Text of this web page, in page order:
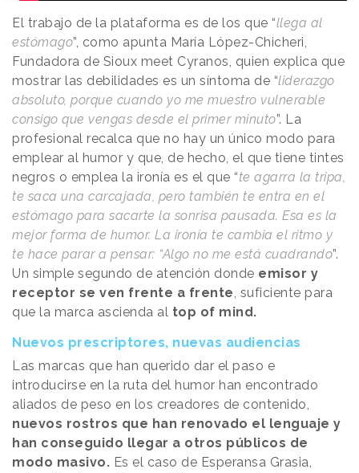
El trabajo de la plataforma es de los que “llega al
estómago”, como apunta María López-Chicheri,
Fundadora de Sioux meet Cyranos, quien explica que
mostrar las debilidades es un síntoma de “liderazgo
absoluto, porque cuando yo me muestro vulnerable
consigo que vengas desde el primer minuto”. La
profesional recalca que no hay un único modo para
emplear al humor y que, de hecho, el que tiene tintes
negros o emplea la ironía es el que “te agarra la tripa,
te saca una carcajada, pero también te entra en el
estómago para sacarte la sonrisa pausada. Esa es la
mejor forma de humor. La ironía te cambia el ritmo y
te hace parar a pensar: “Algo no me está cuadrando”.
Un simple segundo de atención donde emisor y
receptor se ven frente a frente, suficiente para
que la marca ascienda al top of mind.
Nuevos prescriptores, nuevas audiencias
Las marcas que han querido dar el paso e
introducirse en la ruta del humor han encontrado
aliados de peso en los creadores de contenido,
nuevos rostros que han renovado el lenguaje y
han conseguido llegar a otros públicos de
modo masivo. Es el caso de Esperansa Grasia,